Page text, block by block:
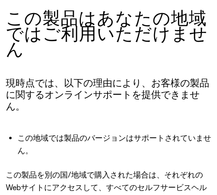
この製品はあなたの地域
ではご利用いただけませ
ん
現時点では、以下の理由により、お客様の製品
に関するオンラインサポートを提供できませ
ん。
この地域では製品のバージョンはサポートされていませ
ん。
この製品を別の国/地域で購入された場合は、それぞれの
Webサイトにアクセスして、すべてのセルフサービスヘル